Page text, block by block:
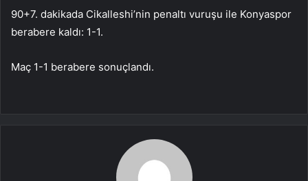
90+7. dakikada Cikalleshi’nin penaltı vuruşu ile Konyaspor
berabere kaldı: 1-1.
Maç 1-1 berabere sonuçlandı.